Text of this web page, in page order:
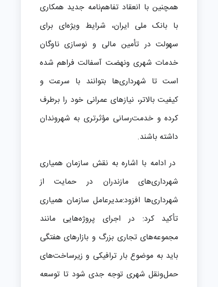
همچنین با انعقاد تفاهم‌نامه جدید همکاری
با بانک ملی ایران، شرایط ویژه‌ای برای
سهولت در تأمین مالی و نوسازی ناوگان
خدمات شهری ونهضت آسفالت فراهم شده
است تا شهرداری‌ها بتوانند با سرعت و
کیفیت بالاتر، نیازهای عمرانی خود را برطرف
کرده و خدمت‌رسانی مؤثر‌تری به شهروندان
داشته باشند.
در ادامه با اشاره به نقش سازمان همیاری
شهرداری‌های مازندران در حمایت از
شهرداری‌ها افزود:مدیرعامل سازمان همیاری
تأکید کرد: در اجرای پروژه‌هایی مانند
مجموعه‌های تجاری بزرگ و بازارهای هفتگی
باید به موضوع بار ترافیکی و زیرساخت‌های
حمل‌ونقل شهری توجه جدی شود تا توسعه